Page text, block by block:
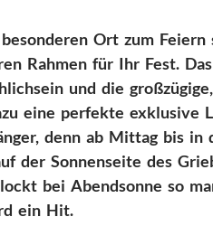
Ort  zum
Rahmen  für  Ihr  Fest.
und  die
eine  perfekte  exklusive
denn  ab  Mittag  bis
der  Sonnenseite  des
bei  Abendsonne  so
ein  Hit.